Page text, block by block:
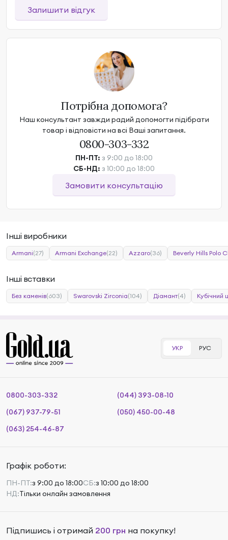
Залишити відгук
Потрібна допомога?
Наш консультант завжди радий допомогти підібрати
товар і відповісти на всі Ваші запитання.
0800-303-332
ПН-ПТ: з 9:00 до 18:00
СБ-НД: з 10:00 до 18:00
Замовити консультацію
Інші виробники
Armani(27) Armani Exchange(22) Azzaro(36) Beverly Hills Polo
Інші вставки
Без каменів(603) Swarovski Zirconia(104) Діамант(4) Кубічний
УКР РУС
0800-303-332
(044) 393-08-10
(067) 937-79-51
(050) 450-00-48
(063) 254-46-87
Графік роботи:
ПН-ПТ:з 9:00 до 18:00СБ:з 10:00 до 18:00
НД:Тільки онлайн замовлення
Підпишись і отримай 200 грн на покупку!